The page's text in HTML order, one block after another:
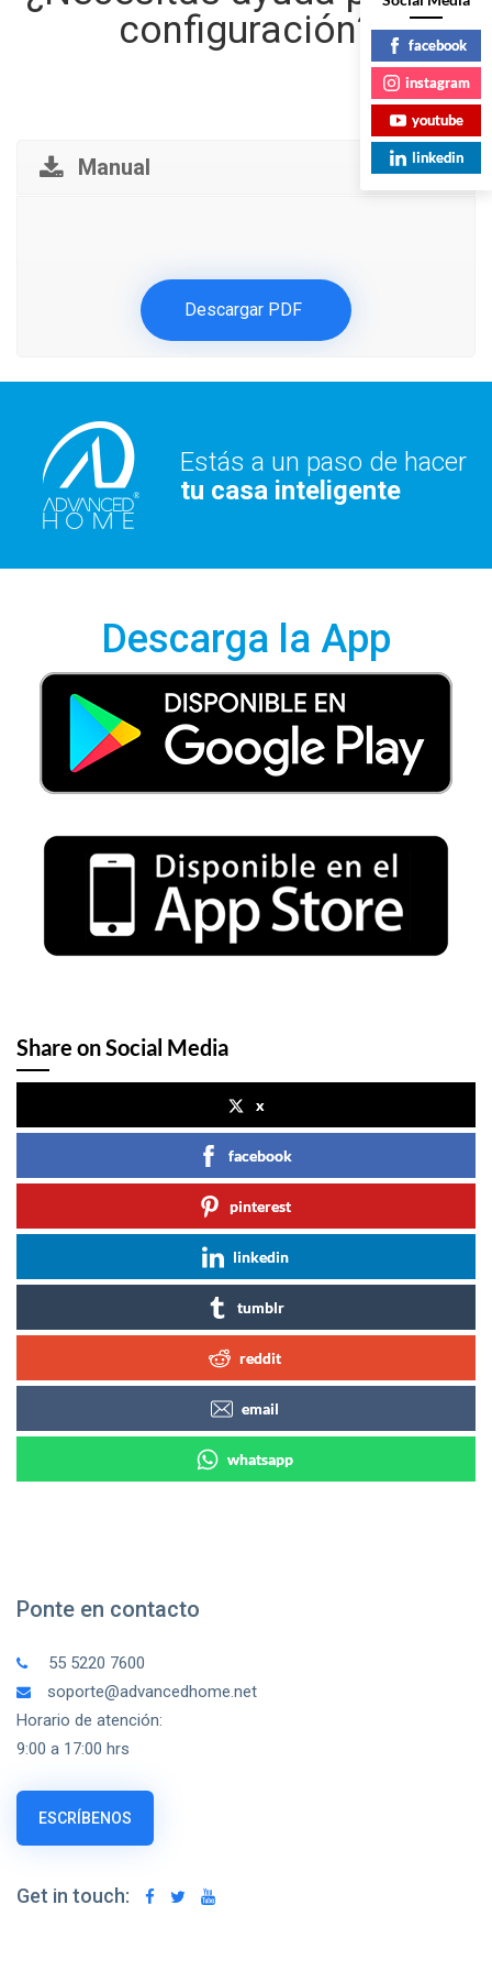
configuración?
Manual
Descargar PDF
Estás a un paso de hacer
tu casa inteligente
Descarga la App
Share on Social Media
x
facebook
pinterest
linkedin
tumblr
reddit
email
whatsapp
Ponte en contacto
55 5220 7600
soporte@advancedhome.net
Horario de atención:
9:00 a 17:00 hrs
ESCRÍBENOS
Get in touch:
facebook
instagram
youtube
linkedin